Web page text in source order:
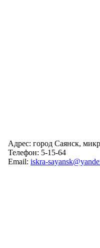
Адрес: город Саянск,
Телефон: 5-15-64
Email: iskra-